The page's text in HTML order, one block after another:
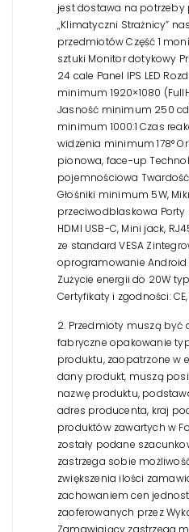
jest dostawa na potrzeby
„Klimatyczni Strażnicy”
przedmiotówCzęść 1
sztuki Monitor dotykowy
24 cale Panel IPS LED
minimum 1920×1080
Jasność minimum 250
minimum 1000:1 Czas
widzenia minimum 178°
pionowa, face-up
pojemnościowa
Głośniki minimum 5W,
przeciwodblaskowa
HDMI USB-C, Mini jack,
ze standard VESA
oprogramowanie Android
Zużycie energii do 20W
Certyfikaty i zgodności: CE,
2. Przedmioty muszą być
fabryczne opakowanie
produktu, zaopatrzone w
dany produkt, muszą
nazwę produktu,
adres producenta, kraj
produktów zawartych w
zostały podane
zastrzega sobie
zwiększenia ilości
zachowaniem cen
zaoferowanych przez